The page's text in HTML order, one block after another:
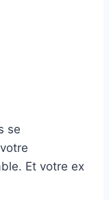
se
Et votre ex